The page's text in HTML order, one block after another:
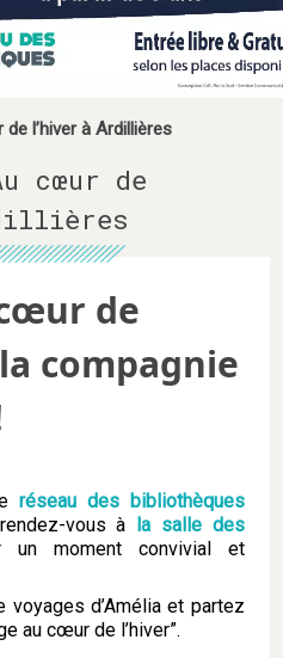
l’hiver à Ardillières
cœur de
de
compagnie
réseau des bibliothèques
vous à la salle des
un moment convivial et
d’Amélia et partez
au cœur de l’hiver”.